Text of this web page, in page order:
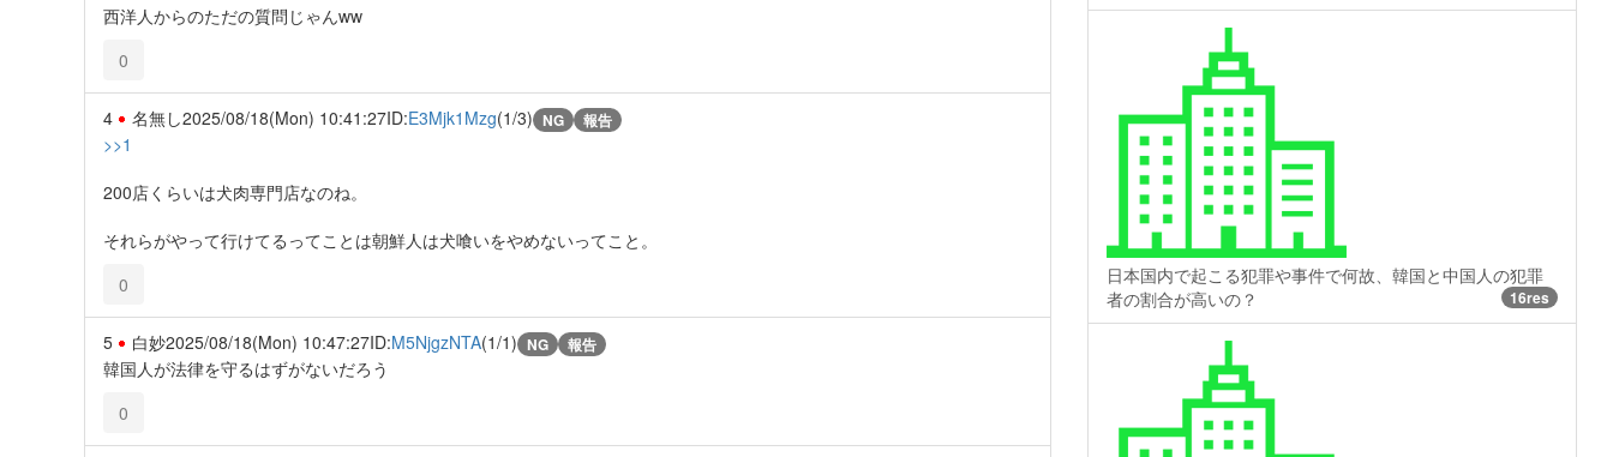
西洋人からのただの質問じゃんww
0
4 名無し2025/08/18(Mon) 10:41:27ID:E3Mjk1Mzg(1/3) NG 報告
>>1
200店くらいは犬肉専門店なのね。
それらがやって行けてるってことは朝鮮人は犬喰いをやめないってこと。
0
5 白妙2025/08/18(Mon) 10:47:27ID:M5NjgzNTA(1/1) NG 報告
韓国人が法律を守るはずがないだろう
0
日本国内で起こる犯罪や事件で何故、韓国と中国人の犯罪
者の割合が高いの？
16res